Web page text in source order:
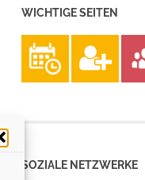
WICHTIGE SEITEN
SOZIALE NETZWERKE